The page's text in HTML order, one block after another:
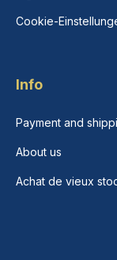
Cookie-
Info
Payment and
About us
Achat de vieux